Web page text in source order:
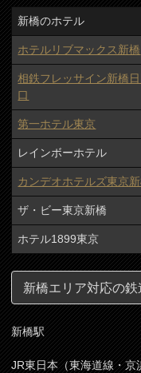
新橋のホテル
ホテルリブマックス新橋
相鉄フレッサイン新橋
口
第一ホテル東京
レインボーホテル
カンデオホテルズ東京
ザ・ビー東京新橋
ホテル1899東京
新橋エリア対応の
新橋駅
JR東日本（東海道線・